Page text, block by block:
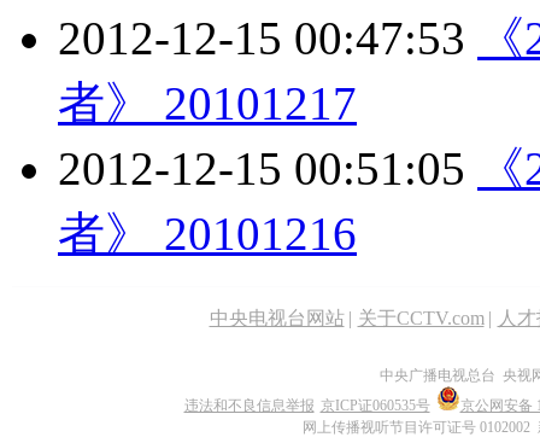
2012-12-15 00:47:53
者》 20101217
2012-12-15 00:51:05
者》 20101216
中央电视台网站 | 关于CCTV.com | 人
中央广播电视总台 央视
违法和不良信息举报 京ICP证060535号
京公网安备
网上传播视听节目许可证号 0102002